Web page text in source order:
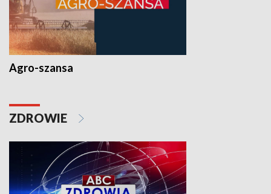
Agro-szansa
ZDROWIE